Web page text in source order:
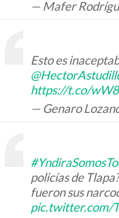
— Mafer
Esto es
https://t.co/
— Genaro
policías de
fueron sus
pic.twitter.com/